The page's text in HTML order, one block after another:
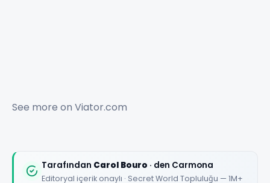
See more on Viator.com
Tarafından Carol Bouro · den Carmona
Editoryal içerik onaylı · Secret World Topluluğu — 1M+